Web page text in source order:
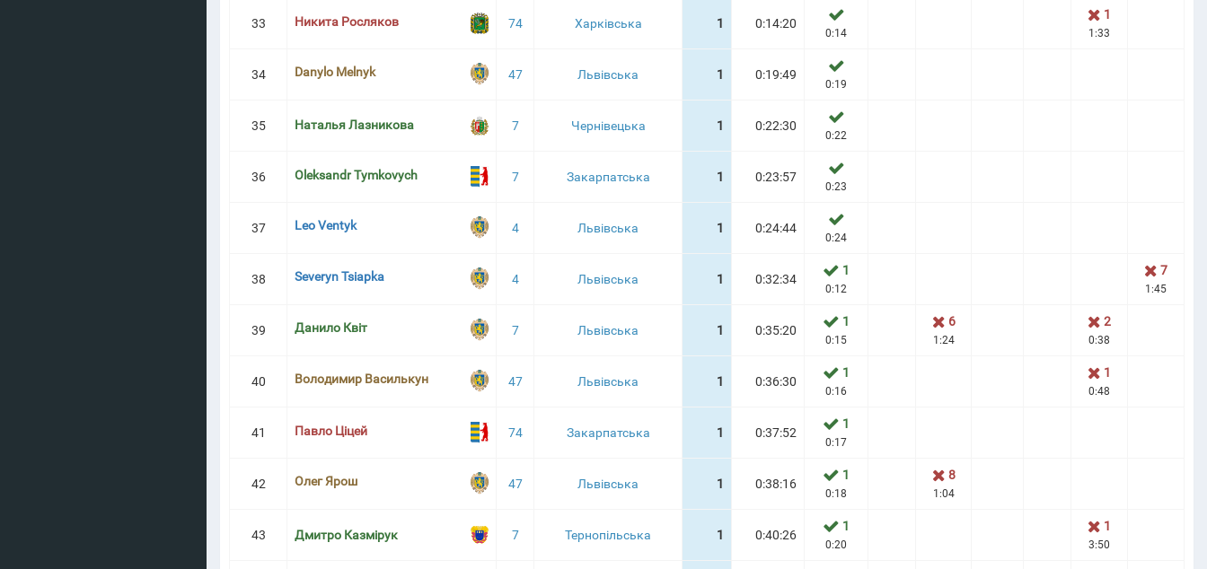
33 Никита Росляков 74 Харківська 1 0:14:20
0:14
1
1:33
34 Danylo Melnyk 47 Львівська 1 0:19:49
0:19
35 Наталья Лазникова 7 Чернівецька 1 0:22:30
0:22
36 Oleksandr Tymkovych 7 Закарпатська 1 0:23:57
0:23
37 Leo Ventyk 4 Львівська 1 0:24:44
0:24
38 Severyn Tsiapka 4 Львівська 1 0:32:34
1
0:12
7
1:45
39 Данило Квіт 7 Львівська 1 0:35:20
1
0:15
6
1:24
2
0:38
40 Володимир Василькун 47 Львівська 1 0:36:30
1
0:16
1
0:48
41 Павло Ціцей 74 Закарпатська 1 0:37:52
1
0:17
42 Олег Ярош 47 Львівська 1 0:38:16
1
0:18
8
1:04
43 Дмитро Казмірук 7 Тернопільська 1 0:40:26
1
0:20
1
3:50